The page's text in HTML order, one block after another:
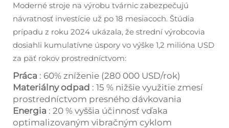
Moderné stroje na výrobu tvárnic zabezpečujú
návratnosť investície už po 18 mesiacoch. Štúdia
prípadu z roku 2024 ukázala, že strední výrobcovia
dosiahli kumulatívne úspory vo výške 1,2 milióna USD
za päť rokov prostredníctvom:
Práca : 60% zníženie (280 000 USD/rok)
Materiálny odpad : 15 % nižšie využitie zmesí
prostredníctvom presného dávkovania
Energia : 20 % vyššia účinnosť vďaka
optimalizovaným vibračným cyklom